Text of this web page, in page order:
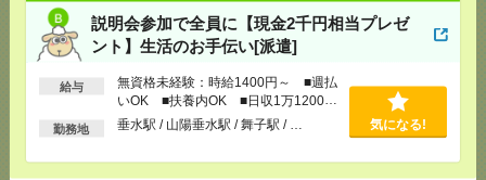
説明会参加で全員に【現金2千円相当プレゼ
ント】生活のお手伝い[派遣]
給与
無資格未経験：時給1400円～ ■週払
いOK ■扶養内OK ■日収1万1200円
以上
勤務地 垂水駅 / 山陽垂水駅 / 舞子駅 / … 気になる!
[交通費]
交通費全額支給
[勤務地]
計算科学センター駅
気になる！
説明会参加で全員に【現金2千円相当プレゼント】生
活のお手伝い[派遣]